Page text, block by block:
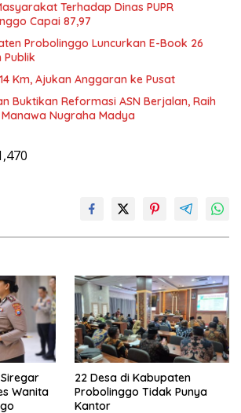
Terhadap Dinas PUPR
Capai 87,97
Probolinggo Luncurkan E-Book 26
Publik
Km, Ajukan Anggaran ke Pusat
Buktikan Reformasi ASN Berjalan, Raih
Nugraha Madya
Wanita
22 Desa di Kabupaten
Probolinggo Tidak Punya
Kantor